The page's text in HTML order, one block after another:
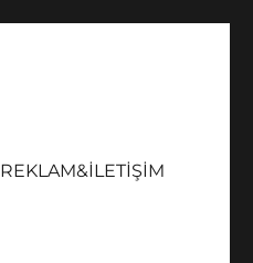
REKLAM&İLETİŞİM